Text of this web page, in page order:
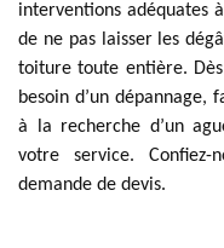
interventions adéquates
de ne pas laisser les
toiture toute entière.
besoin d’un dépannage,
à la recherche d’un
votre service.
demande de devis.